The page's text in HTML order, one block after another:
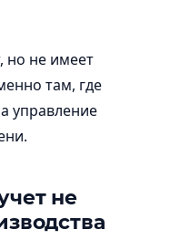
но не имеет
там, где
управление
не